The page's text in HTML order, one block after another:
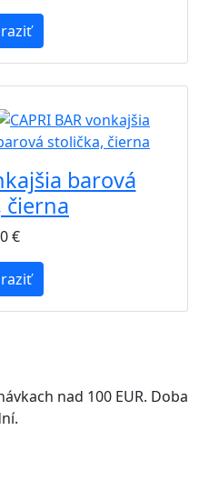
barová
čierna
€
nad 100 EUR. Doba